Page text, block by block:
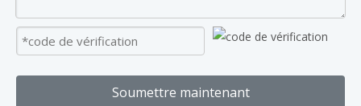
Soumettre maintenant